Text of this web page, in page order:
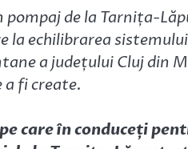
de la Tarnița-
la echilibrarea
a județului Cluj din
fi create.
care în conduceți